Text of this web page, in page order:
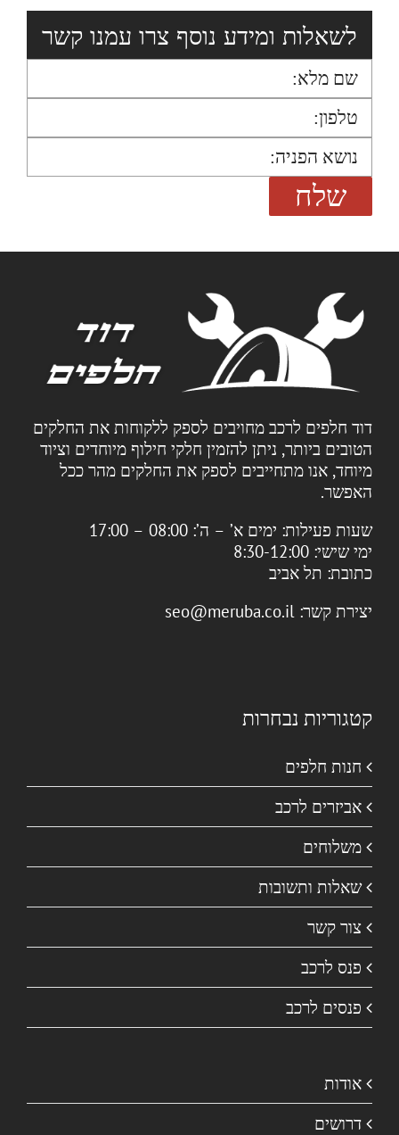
לשאלות ומידע נוסף צרו עמנו קשר
דוד חלפים לרכב מחויבים לספק ללקוחות את החלקים
הטובים ביותר, ניתן להזמין חלקי חילוף מיוחדים וציוד
מיוחד, אנו מתחייבים לספק את החלקים מהר ככל
האפשר.
שעות פעילות: ימים א’ – ה’: 08:00 – 17:00
ימי שישי: 8:30-12:00
כתובת: תל אביב
יצירת קשר: seo@meruba.co.il
קטגוריות נבחרות
חנות חלפים
אביזרים לרכב
משלוחים
שאלות ותשובות
צור קשר
פנס לרכב
פנסים לרכב
אודות
דרושים